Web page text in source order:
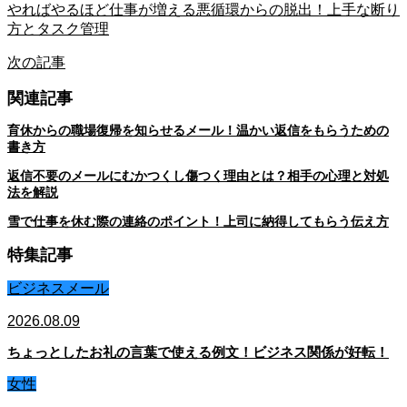
やればやるほど仕事が増える悪循環からの脱出！上手な断り
方とタスク管理
次の記事
関連記事
育休からの職場復帰を知らせるメール！温かい返信をもらうための
書き方
返信不要のメールにむかつくし傷つく理由とは？相手の心理と対処
法を解説
雪で仕事を休む際の連絡のポイント！上司に納得してもらう伝え方
特集記事
ビジネスメール
2026.08.09
ちょっとしたお礼の言葉で使える例文！ビジネス関係が好転！
女性